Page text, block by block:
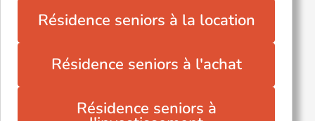
Résidence seniors à la location
Résidence seniors à l'achat
Résidence seniors à